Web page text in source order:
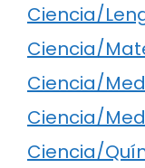
Ciencia/
Ciencia/
Ciencia/
Ciencia/
Ciencia/